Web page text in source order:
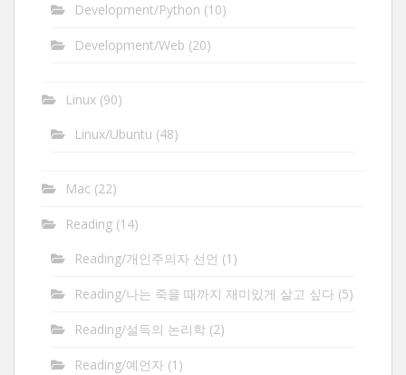
Development/Python (10)
Development/Web (20)
Linux (90)
Linux/Ubuntu (48)
Mac (22)
Reading (14)
Reading/개인주의자 선언 (1)
Reading/나는 죽을 때까지 재미있게 살고 싶다 (5)
Reading/설득의 논리학 (2)
Reading/예언자 (1)